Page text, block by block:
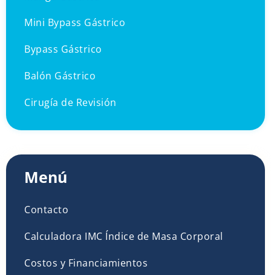
Mini Bypass Gástrico
Bypass Gástrico
Balón Gástrico
Cirugía de Revisión
Menú
Contacto
Calculadora IMC Índice de Masa Corporal
Costos y Financiamientos